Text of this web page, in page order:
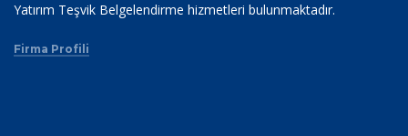
Yatırım Teşvik Belgelendirme hizmetleri bulunmaktadır.
Firma Profili